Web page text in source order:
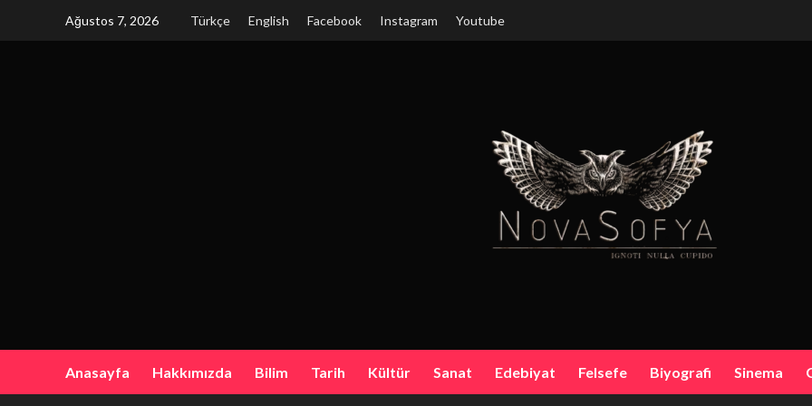
Ağustos 7, 2026 Türkçe English Facebook Instagram Youtube
Anasayfa Hakkımızda Bilim Tarih Kültür Sanat Edebiyat Felsefe Biyografi Sinema